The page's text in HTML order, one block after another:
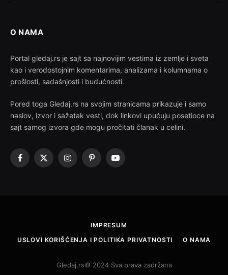
O NAMA
Portal gledaj.rs je sajt sa najnovijim vestima iz zemlje i sveta
kao i verodostojnim komentarima, analizama i kolumnama o
prošlosti, sadašnjosti i budućnosti.
Pored toga Gledaj.rs na svojim stranicama prikazuje i samo
naslov, izvor i sažetak vesti, dok linkovi upućuju posetioce na
sajt samog izvora gde mogu pročitati članak u celini.
Facebook
X
InstagramPinterestYouTube
IMPRESUM
USLOVI KORIŠĆENJA I POLITIKA PRIVATNOSTI
O NAMA
Gledaj.rs© 2024 Sva prava zadržana